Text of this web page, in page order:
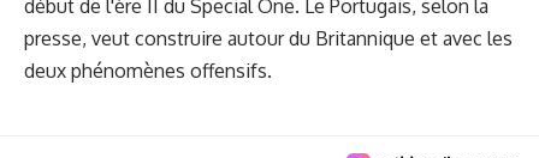
début de l'ère II du Special One. Le Portugais, selon la
presse, veut construire autour du Britannique et avec les
deux phénomènes offensifs.